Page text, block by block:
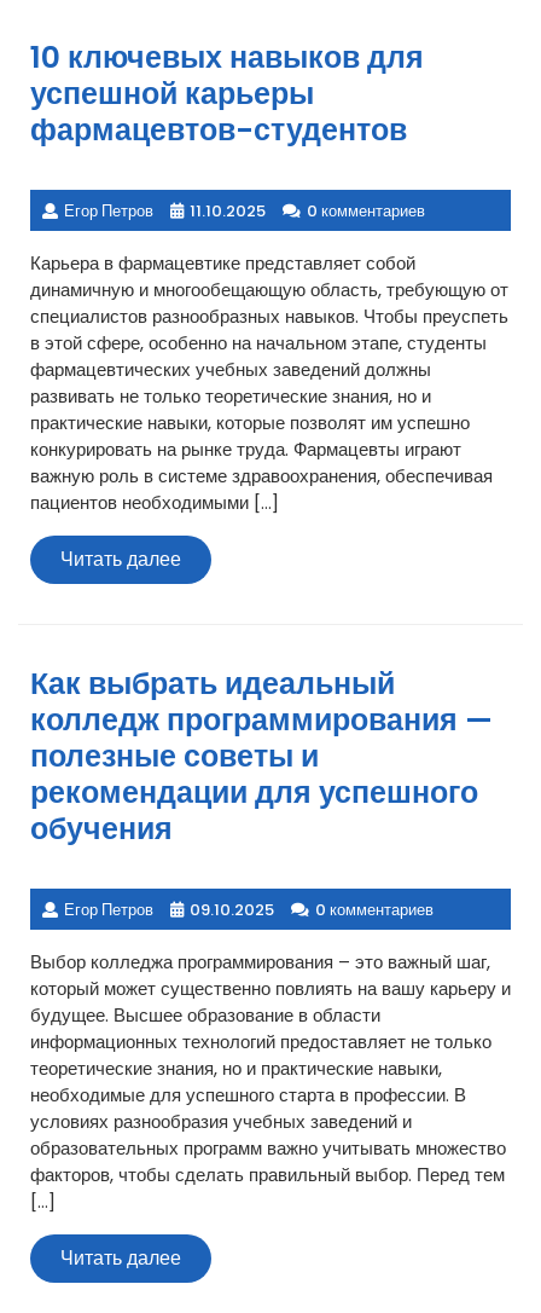
10 ключевых навыков для
успешной карьеры
фармацевтов-студентов
Егор Петров 11.10.2025 0 комментариев
Карьера в фармацевтике представляет собой
динамичную и многообещающую область, требующую от
специалистов разнообразных навыков. Чтобы преуспеть
в этой сфере, особенно на начальном этапе, студенты
фармацевтических учебных заведений должны
развивать не только теоретические знания, но и
практические навыки, которые позволят им успешно
конкурировать на рынке труда. Фармацевты играют
важную роль в системе здравоохранения, обеспечивая
пациентов необходимыми […]
Читать далееЧитать
далее
Как выбрать идеальный
колледж программирования —
полезные советы и
рекомендации для успешного
обучения
Егор Петров 09.10.2025 0 комментариев
Выбор колледжа программирования – это важный шаг,
который может существенно повлиять на вашу карьеру и
будущее. Высшее образование в области
информационных технологий предоставляет не только
теоретические знания, но и практические навыки,
необходимые для успешного старта в профессии. В
условиях разнообразия учебных заведений и
образовательных программ важно учитывать множество
факторов, чтобы сделать правильный выбор. Перед тем
[…]
Читать далееЧитать
далее